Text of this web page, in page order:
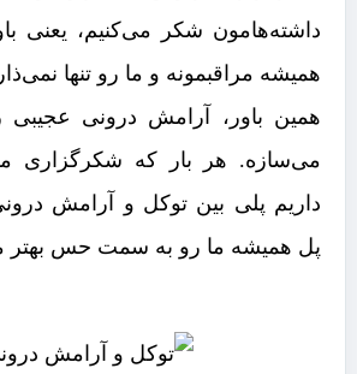
داشته‌هامون شکر می‌کنیم، یعنی
همیشه مراقبمونه و ما رو تنها
همین باور، آرامش درونی
می‌سازه. هر بار که شکرگزاری
داریم پلی بین توکل و آرامش
پل همیشه ما رو به سمت حس بهتر